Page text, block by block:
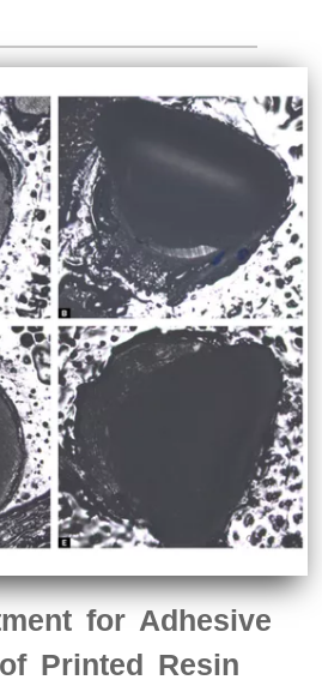
for Adhesive
Printed Resin